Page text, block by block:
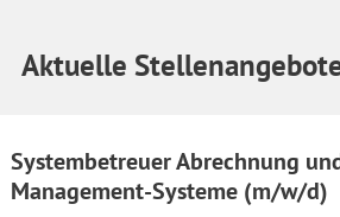
Aktuelle
Systembetreuer Abrechnung
Management-Systeme (m/w/d)